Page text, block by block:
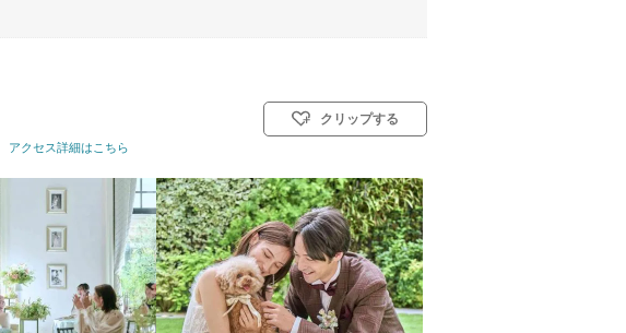
挙式スタイル: 教会式(キリスト教式)／人前式／仏前式
アクセス詳細はこちら
クリップする